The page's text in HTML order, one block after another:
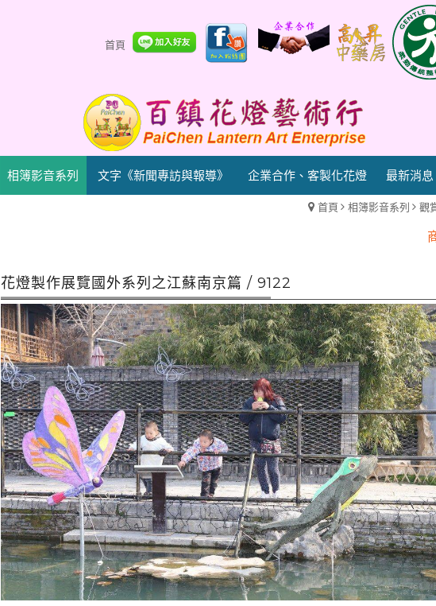
首頁
相簿影音系列 文字《新聞專訪與報導》 企業合作、客製化花燈 最新消息
首頁 相簿影音系列 觀
花燈製作展覽國外系列之江蘇南京篇 / 9122